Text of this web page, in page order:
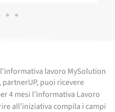
lavoro MySolution
partnerUP, puoi ricevere
4 mesi l’informativa Lavoro
all’iniziativa compila i campi